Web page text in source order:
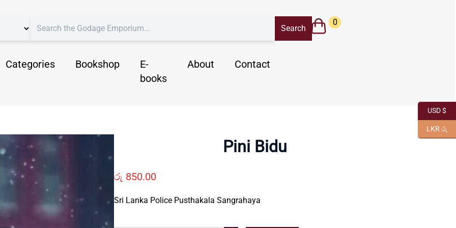
Categories Bookshop
E-
books
About Contact
0
Pini Bidu
රු 850.00
Sri Lanka Police Pusthakala Sangrahaya
USD $
LKR රු